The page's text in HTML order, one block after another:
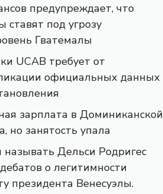
предупреждает, что
под угрозу
Гватемалы
UCAB требует от
официальных данных
зарплата в Доминиканской
но занятость упала
Дельси Родригес
о легитимности
президента Венесуэлы.